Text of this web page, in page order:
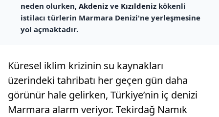
neden olurken, Akdeniz ve Kızıldeniz kökenli
istilacı türlerin Marmara Denizi'ne yerleşmesine
yol açmaktadır.
Küresel iklim krizinin su kaynakları
üzerindeki tahribatı her geçen gün daha
görünür hale gelirken, Türkiye’nin iç denizi
Marmara alarm veriyor. Tekirdağ Namık